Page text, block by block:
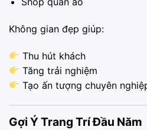
Không gian đẹp giúp:
Thu hút khách
Tăng trải nghiệm
Tạo ấn tượng chuyên
Gợi Ý Trang Trí Đầu Năm